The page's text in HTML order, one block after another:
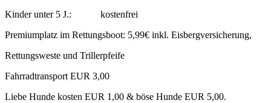
Kinder unter 5 J.: kostenfrei
Premiumplatz im Rettungsboot: 5,99€ inkl. Eisbergversicherung,
Rettungsweste und Trillerpfeife
Fahrradtransport EUR 3,00
Liebe Hunde kosten EUR 1,00 & böse Hunde EUR 5,00.